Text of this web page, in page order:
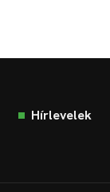
Hírlevelek